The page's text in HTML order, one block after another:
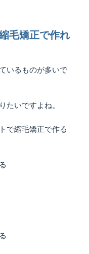
毛矯正で作れ
いるものが多いで
たいですよね。
で縮毛矯正で作る